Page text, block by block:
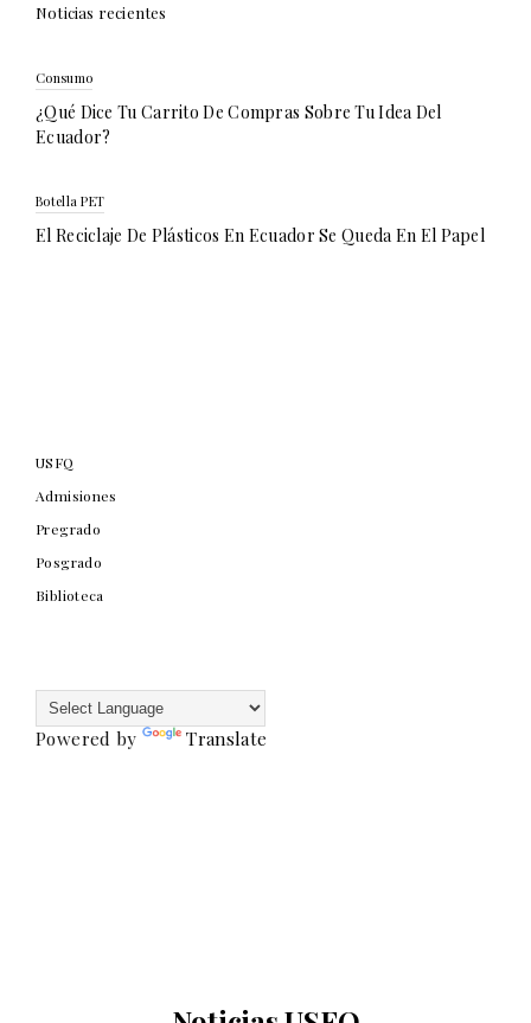
Noticias recientes
Consumo
¿Qué Dice Tu Carrito De Compras Sobre Tu Idea Del
Ecuador?
Botella PET
El Reciclaje De Plásticos En Ecuador Se Queda En El Papel
USFQ
Admisiones
Pregrado
Posgrado
Biblioteca
Powered by Translate